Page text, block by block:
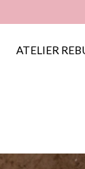
ATELIER